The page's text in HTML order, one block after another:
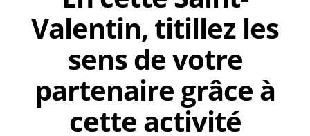
Valentin, titillez les
sens de votre
partenaire grâce à
cette activité